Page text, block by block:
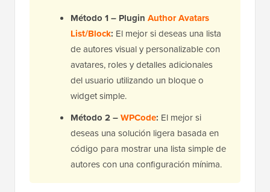
Método 1 – Plugin Author Avatars
List/Block: El mejor si deseas una lista
de autores visual y personalizable con
avatares, roles y detalles adicionales
del usuario utilizando un bloque o
widget simple.
Método 2 –WPCode: El mejor si
deseas una solución ligera basada en
código para mostrar una lista simple de
autores con una configuración mínima.